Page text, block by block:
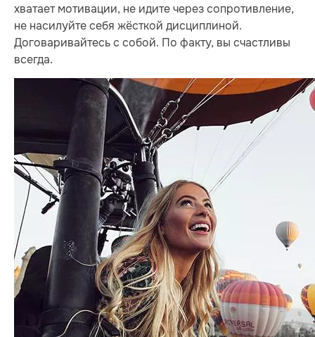
хватает мотивации, не идите через сопротивление,
не насилуйте себя жёсткой дисциплиной.
Договаривайтесь с собой. По факту, вы счастливы
всегда.